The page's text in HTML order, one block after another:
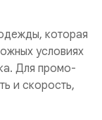
которая
условиях
Для промо-
и скорость,